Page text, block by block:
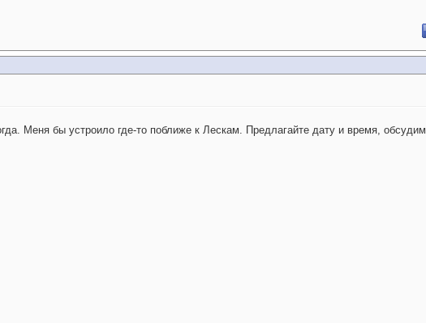
Меня бы устроило где-то поближе к Лескам. Предлагайте дату и время, обсудим